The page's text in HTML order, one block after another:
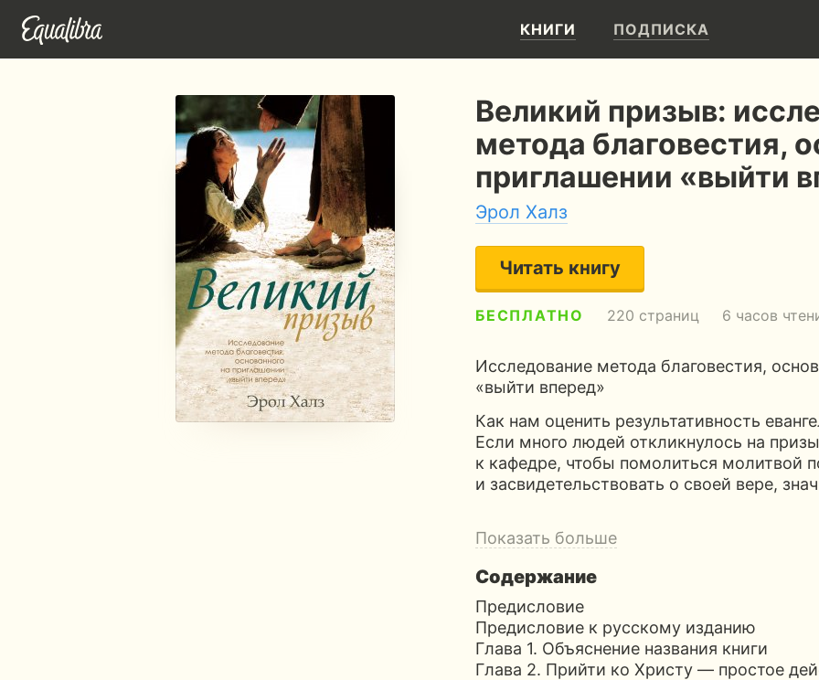
КНИГИ ПОДПИСКА
Великий призыв:
метода благовестия,
приглашении «выйти
Эрол Халз
Читать книгу
БЕСПЛАТНО 220 страниц 6 часов
Исследование метода благовестия,
«выйти вперед»
Как нам оценить результативность
Если много людей откликнулось на
к кафедре, чтобы помолиться молитвой
и засвидетельствовать о своей вере,
Показать больше
Содержание
Предисловие
Предисловие к русскому изданию
Глава 1. Объяснение названия книги
Глава 2. Прийти ко Христу — простое